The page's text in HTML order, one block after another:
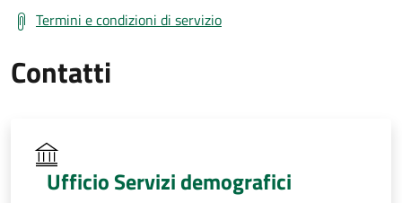
Termini e condizioni di servizio
Contatti
Ufficio Servizi demografici